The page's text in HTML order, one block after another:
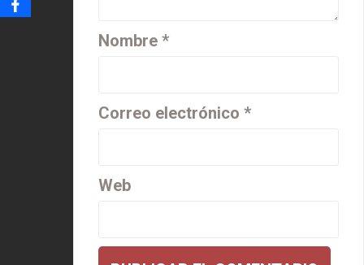
Nombre *
Correo electrónico *
Web